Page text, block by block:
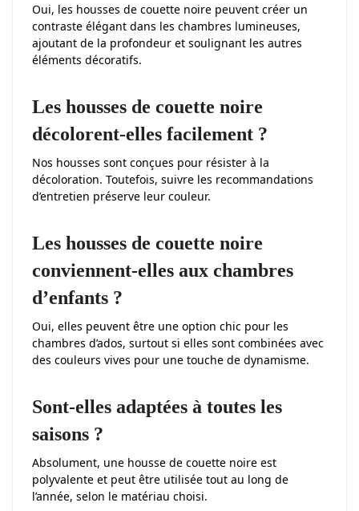
Oui, les housses de couette noire peuvent créer un
contraste élégant dans les chambres lumineuses,
ajoutant de la profondeur et soulignant les autres
éléments décoratifs.
Les housses de couette noire
décolorent-elles facilement ?
Nos housses sont conçues pour résister à la
décoloration. Toutefois, suivre les recommandations
d’entretien préserve leur couleur.
Les housses de couette noire
conviennent-elles aux chambres
d’enfants ?
Oui, elles peuvent être une option chic pour les
chambres d’ados, surtout si elles sont combinées avec
des couleurs vives pour une touche de dynamisme.
Sont-elles adaptées à toutes les
saisons ?
Absolument, une housse de couette noire est
polyvalente et peut être utilisée tout au long de
l’année, selon le matériau choisi.